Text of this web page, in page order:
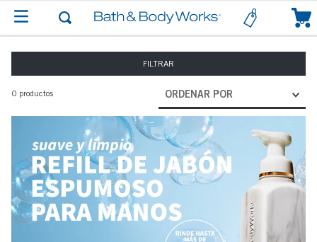
0
FILTRAR
0 productos ORDENAR POR